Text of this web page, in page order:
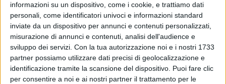
informazioni su un dispositivo, come i cookie, e trattiamo dati
personali, come identificatori univoci e informazioni standard
inviate da un dispositivo per annunci e contenuti personalizzati,
misurazione di annunci e contenuti, analisi dell'audience e
sviluppo dei servizi. Con la tua autorizzazione noi e i nostri 1733
partner possiamo utilizzare dati precisi di geolocalizzazione e
identificazione tramite la scansione del dispositivo. Puoi fare clic
per consentire a noi e ai nostri partner il trattamento per le
Alfa e Annalisa chiudono il 2020 con il
video di “San Lorenzo”
Per le riprese, hanno dovuto imparare la canzone al
contrario!
diAndrea Daz